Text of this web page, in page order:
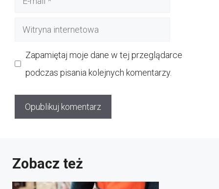
Witryna
Zapamiętaj moje dane w tej przeglądarce
podczas pisania kolejnych komentarzy.
Zobacz też